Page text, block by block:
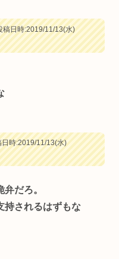
稿日時:2019/11/13(水)
時:2019/11/13(水)
だろ。
持されるはずもな